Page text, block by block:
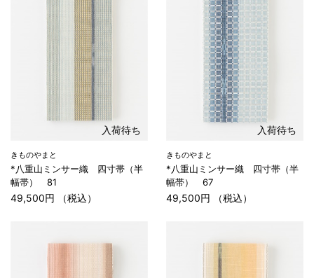
入荷待ち
きものやまと
*八重山ミンサー織 四寸帯（半
幅帯） 81
49,500円 （税込）
入荷待ち
きものやまと
*八重山ミンサー織 四寸帯（半
幅帯） 67
49,500円 （税込）